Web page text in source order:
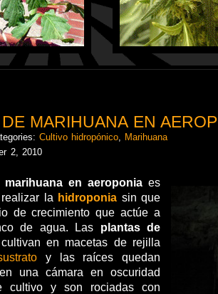
MARIHUANA EN
Cultivo hidropónico
Marihuana
2, 2010
en aeroponia es
la hidroponia sin que
de crecimiento que actúe a
de agua. Las plantas de
en macetas de rejilla
y las raíces quedan
una cámara en oscuridad
cultivo y son rociadas con